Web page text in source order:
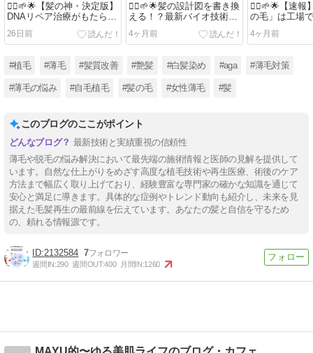
💇‍♂️🌱🌟【髪の神・決定版】
DNAリペア治療がもたらす
AGA治療革命：DHTの攻撃
と遺伝子の傷を修復する究
26日前
💇‍♂️🌱🌟髪の設計図を書き換
える！？最新バイオ技術
「miR-520d-5p」が切り拓
く、ハゲない未来の物語🌟
4ヶ月前
💇‍♂️🌱🌟【速報
の毛」は工場
へ。理研×オ
が成し遂げた
4ヶ月前
#植毛 #薄毛 #髪質改善 #艶髪 #白髪染め #aga #薄毛対策
#薄毛の悩み #自毛植毛 #髪の毛 #女性薄毛 #髪
このブログのここがポイント
最新技術と実績重視の信頼性
薄毛や脱毛の悩み解決において最先端の施術情報と医師の見解を提供して
います。自然な仕上がりをめざす高度な植毛技術や再生医療、術後のケア
方法まで幅広く取り上げており、経験豊富な専門家の確かな知識を通じて
安心と満足に導きます。具体的な症例やトレンド動向も紹介し、未来を見
据えた毛髪再生の最前線を伝えています。あなたの髪と自信を守るため
の、頼れる情報源です。
2132584 7
週間IN:290 週間OUT:400 月間IN:1260